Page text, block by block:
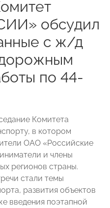
обсудил
с ж/д
по 44-
Комитета
в котором
ОАО «Российские
и члены
регионов страны.
стали темы
развития объектов
введения поэтапной